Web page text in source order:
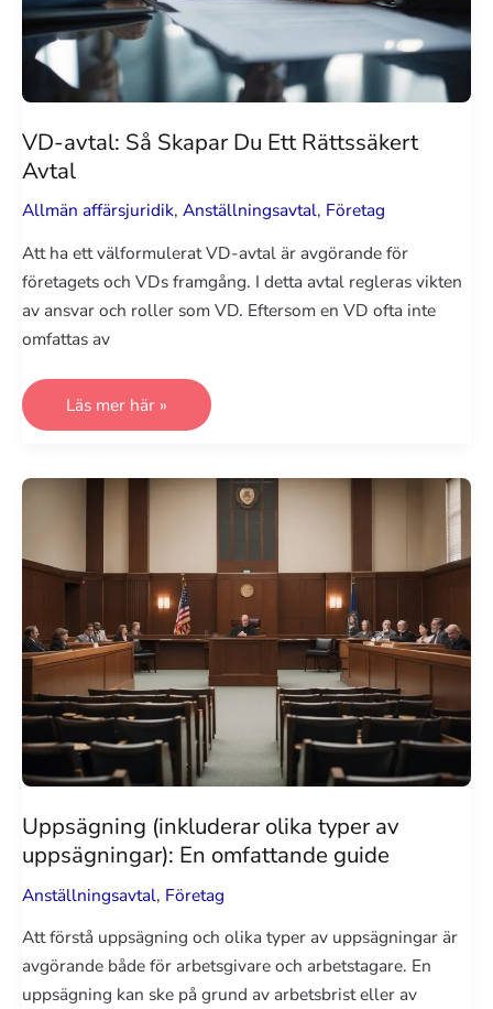
VD-avtal: Så Skapar Du Ett Rättssäkert
Avtal
Allmän affärsjuridik, Anställningsavtal, Företag
Att ha ett välformulerat VD-avtal är avgörande för
företagets och VDs framgång. I detta avtal regleras vikten
av ansvar och roller som VD. Eftersom en VD ofta inte
omfattas av
VD-
Så
Rättssäkert
Avtal
Läs mer här »
Uppsägning (inkluderar olika typer av
uppsägningar): En omfattande guide
Anställningsavtal, Företag
Att förstå uppsägning och olika typer av uppsägningar är
avgörande både för arbetsgivare och arbetstagare. En
uppsägning kan ske på grund av arbetsbrist eller av